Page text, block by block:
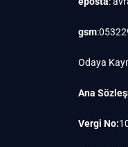
gsm
Odaya
Ana
Vergi No: